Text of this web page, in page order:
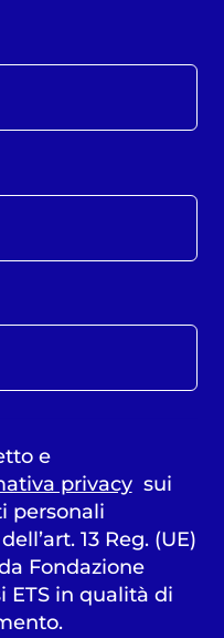
e
privacysui
personali
13 Reg. (UE)
Fondazione
ETS in qualità di